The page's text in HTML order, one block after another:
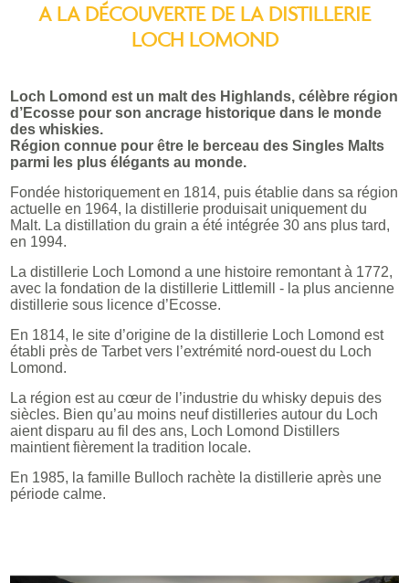
A LA DÉCOUVERTE DE LA DISTILLERIE
LOCH LOMOND
Loch Lomond est un malt des Highlands, célèbre région
d’Ecosse pour son ancrage historique dans le monde
des whiskies.
Région connue pour être le berceau des Singles Malts
parmi les plus élégants au monde.
Fondée historiquement en 1814, puis établie dans sa région
actuelle en 1964, la distillerie produisait uniquement du
Malt. La distillation du grain a été intégrée 30 ans plus tard,
en 1994.
La distillerie Loch Lomond a une histoire remontant à 1772,
avec la fondation de la distillerie Littlemill - la plus ancienne
distillerie sous licence d’Ecosse.
En 1814, le site d’origine de la distillerie Loch Lomond est
établi près de Tarbet vers l’extrémité nord-ouest du Loch
Lomond.
La région est au cœur de l’industrie du whisky depuis des
siècles. Bien qu’au moins neuf distilleries autour du Loch
aient disparu au fil des ans, Loch Lomond Distillers
maintient fièrement la tradition locale.
En 1985, la famille Bulloch rachète la distillerie après une
période calme.